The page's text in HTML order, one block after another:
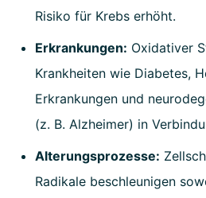
Risiko für Krebs erhöht.
Erkrankungen: Oxidativer
Krankheiten wie Diabetes,
Erkrankungen und
(z. B. Alzheimer) in
Alterungsprozesse:
Radikale beschleunigen